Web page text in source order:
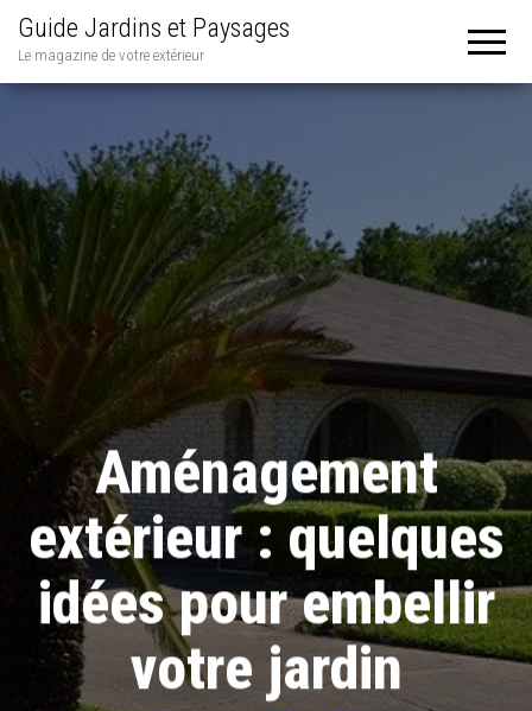
Guide Jardins et Paysages
Le magazine de votre extérieur
Aménagement
extérieur : quelques
idées pour embellir
votre jardin